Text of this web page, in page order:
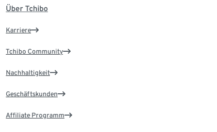
Über Tchibo
Karriere
Tchibo Community
Nachhaltigkeit
Geschäftskunden
Affiliate Programm